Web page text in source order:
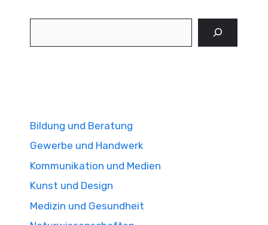
Bildung und Beratung
Gewerbe und Handwerk
Kommunikation und Medien
Kunst und Design
Medizin und Gesundheit